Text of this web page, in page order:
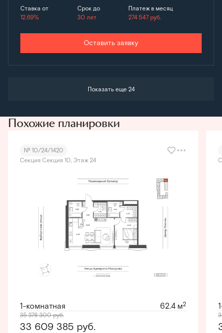
Ставка от
12.69%
Срок до
30 лет
Платеж в месяц
274 547руб.
Оставить заявку
Показать еще 24
Похожие планировки
№ 10/24/1420
Секция Секция 10, Этаж 24
1-комнатная 62.4 м2
35 378 300руб.
33 609 385 руб.